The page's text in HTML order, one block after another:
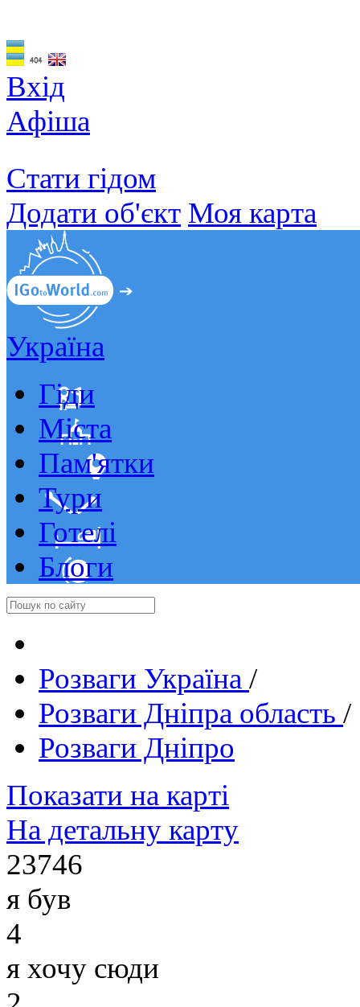
Вхід
Афіша
Стати гідом
Додати об'єкт Моя карта
Україна
Гіди
Міста
Пам'ятки
Тури
Готелі
Блоги
Розваги Україна /
Розваги Дніпра область /
Розваги Дніпро
Показати на карті
На детальну карту
23746
я був
4
я хочу сюди